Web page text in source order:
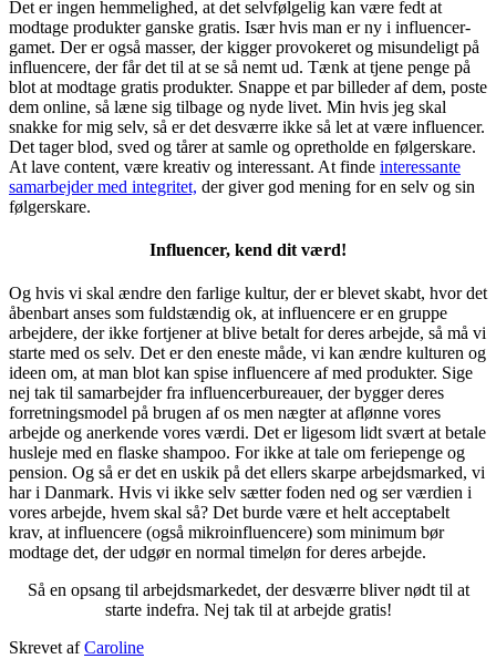
Det er ingen hemmelighed, at det selvfølgelig kan være fedt at
modtage produkter ganske gratis. Især hvis man er ny i influencer-
gamet. Der er også masser, der kigger provokeret og misundeligt på
influencere, der får det til at se så nemt ud. Tænk at tjene penge på
blot at modtage gratis produkter. Snappe et par billeder af dem, poste
dem online, så læne sig tilbage og nyde livet. Min hvis jeg skal
snakke for mig selv, så er det desværre ikke så let at være influencer.
Det tager blod, sved og tårer at samle og opretholde en følgerskare.
At lave content, være kreativ og interessant. At finde interessante
samarbejder med integritet, der giver god mening for en selv og sin
følgerskare.
Influencer, kend dit værd!
Og hvis vi skal ændre den farlige kultur, der er blevet skabt, hvor det
åbenbart anses som fuldstændig ok, at influencere er en gruppe
arbejdere, der ikke fortjener at blive betalt for deres arbejde, så må vi
starte med os selv. Det er den eneste måde, vi kan ændre kulturen og
ideen om, at man blot kan spise influencere af med produkter. Sige
nej tak til samarbejder fra influencerbureauer, der bygger deres
forretningsmodel på brugen af os men nægter at aflønne vores
arbejde og anerkende vores værdi. Det er ligesom lidt svært at betale
husleje med en flaske shampoo. For ikke at tale om feriepenge og
pension. Og så er det en uskik på det ellers skarpe arbejdsmarked, vi
har i Danmark. Hvis vi ikke selv sætter foden ned og ser værdien i
vores arbejde, hvem skal så? Det burde være et helt acceptabelt
krav, at influencere (også mikroinfluencere) som minimum bør
modtage det, der udgør en normal timeløn for deres arbejde.
Så en opsang til arbejdsmarkedet, der desværre bliver nødt til at
starte indefra. Nej tak til at arbejde gratis!
Udgivet
Skrevet afCaroline